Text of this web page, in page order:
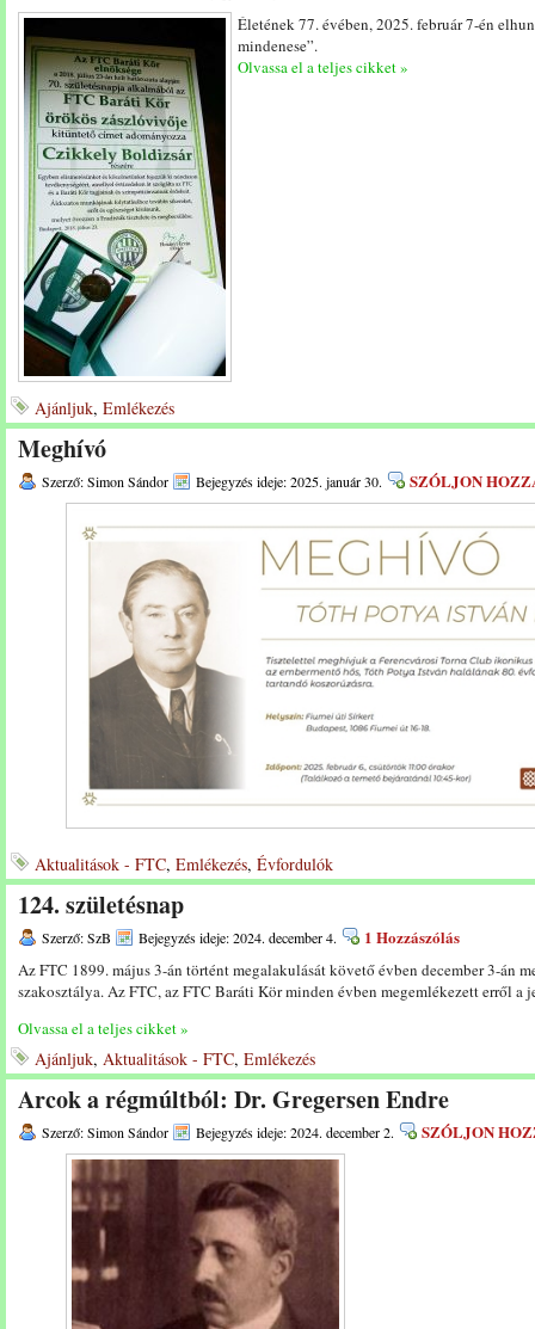
Életének 77. évében, 2025. február 7-én
mindenese”.
Olvassa el a teljes cikket »
Ajánljuk, Emlékezés
Meghívó
Szerző: Simon Sándor Bejegyzés ideje: 2025. január 30. SZÓLJON
Aktualitások - FTC, Emlékezés, Évfordulók
124. születésnap
Szerző: SzB Bejegyzés ideje: 2024. december 4. 1 Hozzászólás
Az FTC 1899. május 3-án történt megalakulását követő évben december 3-án
szakosztálya. Az FTC, az FTC Baráti Kör minden évben megemlékezett erről a
Olvassa el a teljes cikket »
Ajánljuk, Aktualitások - FTC, Emlékezés
Arcok a régmúltból: Dr. Gregersen Endre
Szerző: Simon Sándor Bejegyzés ideje: 2024. december 2. SZÓLJON